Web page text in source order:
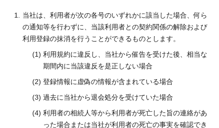
当社は、利用者が次の各号のいずれかに該当した場合、何ら
の通知等を行わずに、当該利用者との契約関係の解除および
利用登録の抹消を行うことができるものとします。
利用規約に違反し、当社から催告を受けた後、相当な
期間内に当該違反を是正しない場合
登録情報に虚偽の情報が含まれている場合
過去に当社から退会処分を受けていた場合
利用者の相続人等から利用者が死亡した旨の連絡があ
った場合または当社が利用者の死亡の事実を確認でき